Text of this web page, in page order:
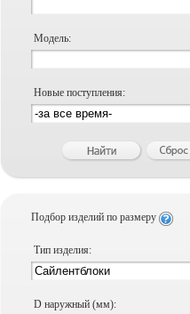
Модель:
Новые поступления:
Подбор изделий по размеру
Тип изделия:
D наружный (мм):